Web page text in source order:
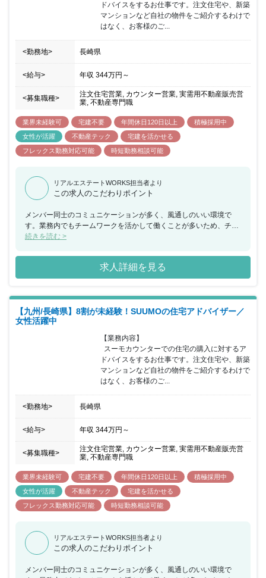
ドバイスをするお仕事です。注文住宅や、新築
マンションなど自社の物件をご紹介するわけで
はなく、お客様のご...
<勤務地> 長崎県
<給与> 年収 344万円 ～
<募集職種>
注文住宅営業, カウンター営業, 実需用不動産販売営
業, 不動産専門職
業界未経験可 宅建不要 年間休日120日以上
積極採用中
女性が活躍
不動産テック
宅建を活かせる
フレックス勤務対応可能
時短勤務相談可能
リアルエステートWORKS担当者より
この求人のこだわりポイント
メンバー同士のコミュニケーションが多く、風通しのいい環境で
す。業務内でもチームワークを活かして働くことが多いため、チー
ムで何かを成し遂げたいと考えている方におススメの求人です。ま
制度など女性のライフイベントにも沿った制度が整っております。
続きを読む >
求人詳細を見る
【九州/長崎県】8割が未経験！SUUMOの住宅アドバイザー／
女性活躍中
【業務内容】
ドバイスをするお仕事です。注文住宅や、新築
マンションなど自社の物件をご紹介するわけで
はなく、お客様のご...
<勤務地> 長崎県
<給与> 年収 344万円 ～
<募集職種>
注文住宅営業, カウンター営業, 実需用不動産販売営
業, 不動産専門職
業界未経験可 宅建不要 年間休日120日以上
積極採用中
女性が活躍
不動産テック
宅建を活かせる
フレックス勤務対応可能
時短勤務相談可能
リアルエステートWORKS担当者より
この求人のこだわりポイント
メンバー同士のコミュニケーションが多く、風通しのいい環境で